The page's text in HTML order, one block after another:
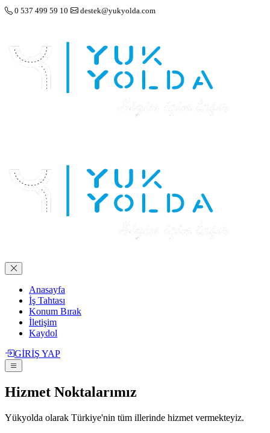
0 537 499 59 10 destek@yukyolda.com
Anasayfa
İş Tahtası
Konum Bırak
İletişim
Kaydol
GİRİŞ YAP
Hizmet Noktalarımız
Yükyolda olarak Türkiye'nin tüm illerinde hizmet vermekteyiz.